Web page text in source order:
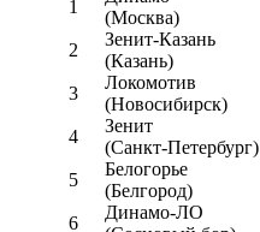
1
(Москва)
2
Зенит-Казань
(Казань)
3
Локомотив
(Новосибирск)
4
Зенит
(Санкт-Петербург)
5
Белогорье
(Белгород)
6
Динамо-ЛО